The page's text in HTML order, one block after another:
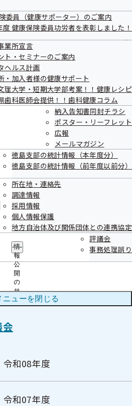
一
覧
の
サ
メ
ュ
ー
ご
案
内
ニ
ュ
ー
委員（健康サポーター）のご案内
度 健康保険委員功労者を表彰しました！
業所宣言
ト・セミナーのご案内
ヘルス計画
・加入者様の健康サポート
理大学・短期大学部考案！！健康レシピ
歯科医師会提供！！歯科健康コラム
納入告知書同封チラシ
ポスター・リーフレット
広報
メールマガジン
徳島支部の統計情報（本年度分）
徳島支部の統計情報（前年度以前分）
所在地・連絡先
調達情報
採用情報
個人情報保護
地方自治体及び関係団体との連携協定
情
報
公
開
の
サ
ブ
メ
評議会
事務処理誤り
ニューを閉じる
支部評議会
資料
支部評議会
支部評議会
資料
会
令和08年度
令和07年度